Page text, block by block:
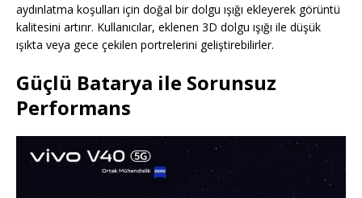
aydınlatma koşulları için doğal bir dolgu ışığı ekleyerek görüntü
kalitesini artırır. Kullanıcılar, eklenen 3D dolgu ışığı ile düşük
ışıkta veya gece çekilen portrelerini geliştirebilirler.
Güçlü Batarya ile Sorunsuz
Performans